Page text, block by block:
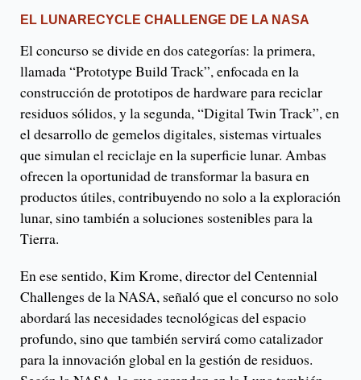
EL LUNARECYCLE CHALLENGE DE LA NASA
El concurso se divide en dos categorías: la primera,
llamada “Prototype Build Track”, enfocada en la
construcción de prototipos de hardware para reciclar
residuos sólidos, y la segunda, “Digital Twin Track”, en
el desarrollo de gemelos digitales, sistemas virtuales
que simulan el reciclaje en la superficie lunar. Ambas
ofrecen la oportunidad de transformar la basura en
productos útiles, contribuyendo no solo a la exploración
lunar, sino también a soluciones sostenibles para la
Tierra.
En ese sentido, Kim Krome, director del Centennial
Challenges de la NASA, señaló que el concurso no solo
abordará las necesidades tecnológicas del espacio
profundo, sino que también servirá como catalizador
para la innovación global en la gestión de residuos.